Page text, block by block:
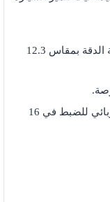
توفر شاشة باللمس داخل السيارة عالية الدقة بمقاس 12.3
تتضمن المقاعد الرياضية نظام دعم كهربائي للضبط في 16